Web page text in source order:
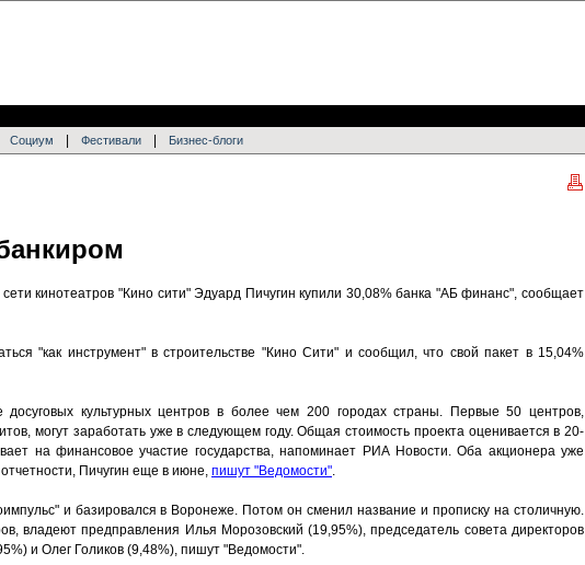
Социум Фестивали Бизнес-блоги
кинотеатров "Кино cити" Эдуард Пичугин купили 30,08% банка "АБ финанс", сообщает
"как инструмент" в строительстве "Кино Сити" и сообщил, что свой пакет в 15,04%
досуговых культурных центров в более чем 200 городах страны. Первые 50 центров,
могут заработать уже в следующем году. Общая стоимость проекта оценивается в 20-
на финансовое участие государства, напоминает РИА Новости. Оба акционера уже
Пичугин еще в июне, пишут "Ведомости".
и базировался в Воронеже. Потом он сменил название и прописку на столичную.
владеют предправления Илья Морозовский (19,95%), председатель совета директоров
и Олег Голиков (9,48%), пишут "Ведомости".